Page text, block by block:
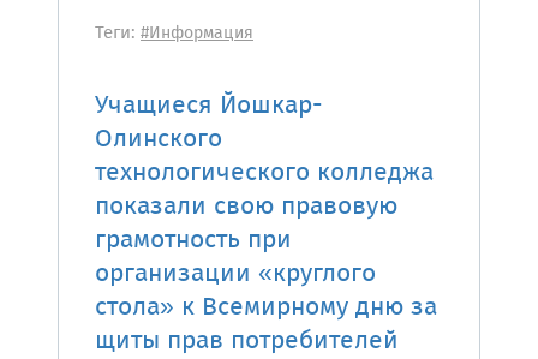
Теги: #Информация
Учащиеся Йошкар-
Олинского
технологического колледжа
показали свою правовую
грамотность при
организации «круглого
стола» к Всемирному дню за
щиты прав потребителей